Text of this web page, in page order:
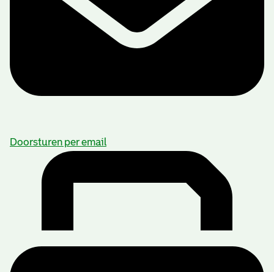
Doorsturen per email